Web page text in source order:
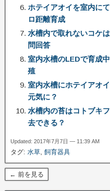
ホテイアオイを室内に
ロ距離育成
水槽内で取れないコケ
問回答
室内水槽のLEDで育成
殖
室内水槽にホテイアオ
元気に？
水槽内の苔はコトブキ
去できる？
Updated: 2017年7月7日 — 11:39 AM
タグ: 水草, 飼育器具
← 前を見る